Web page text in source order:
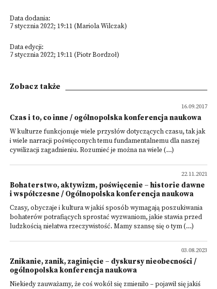
Data dodania:
7 stycznia 2022; 19:11 (Mariola Wilczak)
Data edycji:
7 stycznia 2022; 19:11 (Piotr Bordzoł)
Zobacz także
16.09.2017
Czas i to, co inne / ogólnopolska konferencja naukowa
W kulturze funkcjonuje wiele przysłów dotyczących czasu, tak jak
i wiele narracji poświę­conych temu fundamentalnemu dla naszej
cywilizacji zagadnieniu. Rozumieć je można na wiele (...)
22.11.2021
Bohaterstwo, aktywizm, poświęcenie – historie dawne
i współczesne / Ogólnopolska konferencja naukowa
Czasy, obyczaje i kultura w jakiś sposób wymagają poszukiwania
bohaterów potrafiących sprostać wyzwaniom, jakie stawia przed
ludzkością niełatwa rzeczywistość. Mamy szansę się o tym (...)
03.08.2023
Znikanie, zanik, zaginięcie – dyskursy nieobecności /
ogólnopolska konferencja naukowa
Niekiedy zauważamy, że coś wokół się zmieniło – pojawił się jakiś